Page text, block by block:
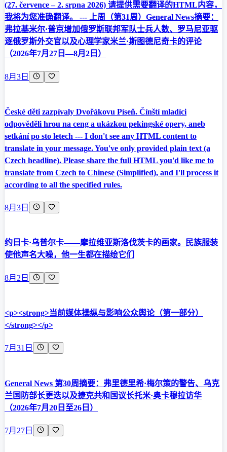
(27. července – 2. srpna 2026) 请提供需要翻译的HTML内容，
我将为您准确翻译。 --- 上周（第31周）General News摘要：
弗拉基米尔·普京增加俄罗斯联邦军队士兵人数、罗马尼亚驱
逐俄罗斯外交官以及心理学家米兰·斯图德尼奇卡的评论
（2026年7月27日—8月2日）
8月3日
České děti zazpívaly Dvořákovu Píseň. Čínští mladíci
odpověděli hrou na ceng a ukázkou pekingské opery, aneb
setkání po sto letech --- I don't see any HTML content to
translate in your message. You've only provided plain text (a
Czech headline). Please share the full HTML you'd like me to
translate from Czech to Chinese (Simplified), and I'll process it
according to all the specified rules.
8月3日
约日卡·乌普尔卡——摩拉维亚斯洛伐茨卡的画家。民族服装
使他声名大噪，他一生都在描绘它们
8月2日
<p><strong>当前媒体操纵与影响公众舆论（第一部分）
</strong></p>
7月31日
General News 第30周摘要：弗里德里希·梅尔策的警告、乌克
兰国防部长更迭以及捷克共和国议长托米·奥卡穆拉访华
（2026年7月20日至26日）
7月27日